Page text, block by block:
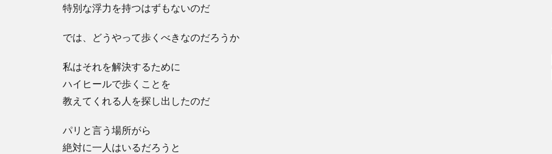
特別な浮力を持つはずもないのだ
では、どうやって歩くべきなのだろうか
私はそれを解決するために
ハイヒールで歩くことを
教えてくれる人を探し出したのだ
パリと言う場所がら
絶対に一人はいるだろうと